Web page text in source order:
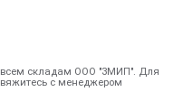
всем складам ООО "ЗМИП". Для
с менеджером